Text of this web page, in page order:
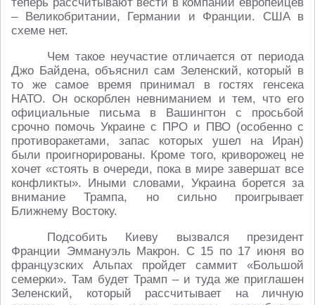
теперь рассчитывают вести в компании европейцев
– Великобритании, Германии и Франции. США в
схеме нет.
Чем такое неучастие отличается от периода
Джо Байдена, объяснил сам Зеленский, который в
то же самое время принимал в гостях генсека
НАТО. Он оскорблен невниманием и тем, что его
официальные письма в Вашингтон с просьбой
срочно помочь Украине с ПРО и ПВО (особенно с
противоракетами, запас которых ушел на Иран)
были проигнорированы. Кроме того, криворожец не
хочет «стоять в очереди, пока в мире завершат все
конфликты». Иными словами, Украина борется за
внимание Трампа, но сильно проигрывает
Ближнему Востоку.
Подсобить Киеву вызвался президент
Франции Эммануэль Макрон. С 15 по 17 июня во
французских Альпах пройдет саммит «Большой
семерки». Там будет Трамп – и туда же приглашен
Зеленский, который рассчитывает на личную